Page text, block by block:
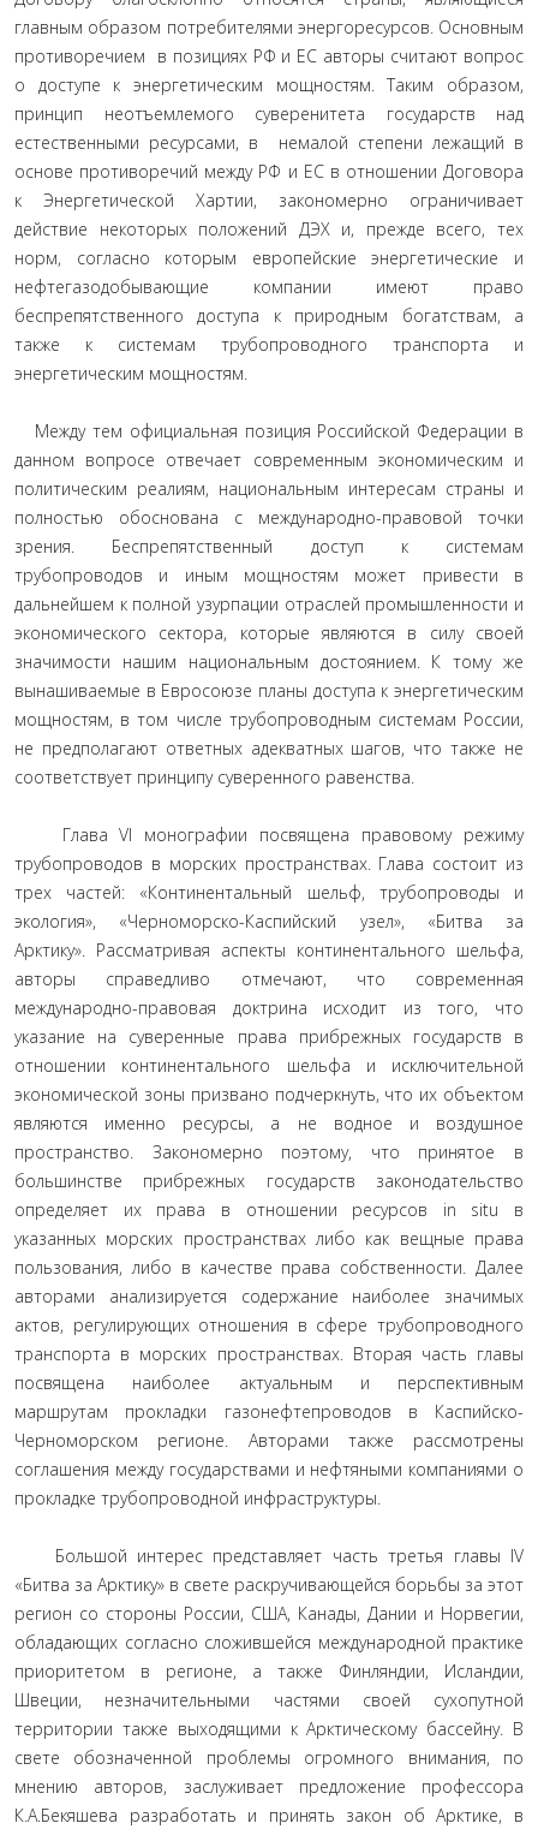
главным образом потребителями энергоресурсов. Основным
противоречием в позициях РФ и ЕС авторы считают вопрос
о доступе к энергетическим мощностям. Таким образом,
принцип неотъемлемого суверенитета государств над
естественными ресурсами, в немалой степени лежащий в
основе противоречий между РФ и ЕС в отношении Договора
к Энергетической Хартии, закономерно ограничивает
действие некоторых положений ДЭХ и, прежде всего, тех
норм, согласно которым европейские энергетические и
нефтегазодобывающие компании имеют право
беспрепятственного доступа к природным богатствам, а
также к системам трубопроводного транспорта и
энергетическим мощностям.
Между тем официальная позиция Российской Федерации в
данном вопросе отвечает современным экономическим и
политическим реалиям, национальным интересам страны и
полностью обоснована с международно-правовой точки
зрения. Беспрепятственный доступ к системам
трубопроводов и иным мощностям может привести в
дальнейшем к полной узурпации отраслей промышленности и
экономического сектора, которые являются в силу своей
значимости нашим национальным достоянием. К тому же
вынашиваемые в Евросоюзе планы доступа к энергетическим
мощностям, в том числе трубопроводным системам России,
не предполагают ответных адекватных шагов, что также не
соответствует принципу суверенного равенства.
Глава VI монографии посвящена правовому режиму
трубопроводов в морских пространствах. Глава состоит из
трех частей: «Континентальный шельф, трубопроводы и
экология», «Черноморско-Каспийский узел», «Битва за
Арктику». Рассматривая аспекты континентального шельфа,
авторы справедливо отмечают, что современная
международно-правовая доктрина исходит из того, что
указание на суверенные права прибрежных государств в
отношении континентального шельфа и исключительной
экономической зоны призвано подчеркнуть, что их объектом
являются именно ресурсы, а не водное и воздушное
пространство. Закономерно поэтому, что принятое в
большинстве прибрежных государств законодательство
определяет их права в отношении ресурсов in situ в
указанных морских пространствах либо как вещные права
пользования, либо в качестве права собственности. Далее
авторами анализируется содержание наиболее значимых
актов, регулирующих отношения в сфере трубопроводного
транспорта в морских пространствах. Вторая часть главы
посвящена наиболее актуальным и перспективным
маршрутам прокладки газонефтепроводов в Каспийско-
Черноморском регионе. Авторами также рассмотрены
соглашения между государствами и нефтяными компаниями о
прокладке трубопроводной инфраструктуры.
Большой интерес представляет часть третья главы IV
«Битва за Арктику» в свете раскручивающейся борьбы за этот
регион со стороны России, США, Канады, Дании и Норвегии,
обладающих согласно сложившейся международной практике
приоритетом в регионе, а также Финляндии, Исландии,
Швеции, незначительными частями своей сухопутной
территории также выходящими к Арктическому бассейну. В
свете обозначенной проблемы огромного внимания, по
мнению авторов, заслуживает предложение профессора
К.А.Бекяшева разработать и принять закон об Арктике, в